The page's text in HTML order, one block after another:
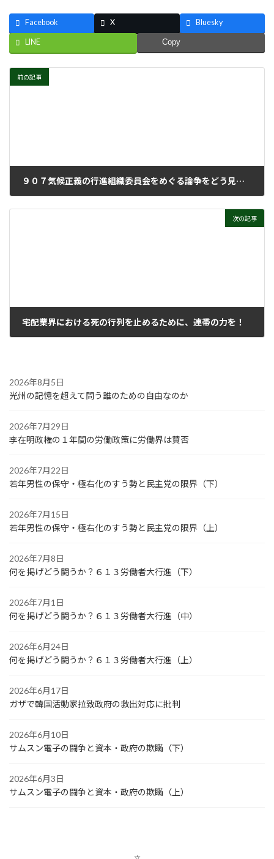
Facebook X Bluesky
LINE Copy
前の記事
９０７気候正義の行進組織委員会をめぐる論争をどう見るべきか（上）
次の記事
宅配業界における死の行列を止めるために、連帯の力を！
2026年8月5日
光州の記憶を超えて問う誰のための自由なのか
2026年7月29日
李在明政権の１年間の労働政策に労働界は賛否
2026年7月22日
若年男性の保守・極右化のすう勢と民主党の限界（下）
2026年7月15日
若年男性の保守・極右化のすう勢と民主党の限界（上）
2026年7月8日
何を掲げどう闘うか？６１３労働者大行進（下）
2026年7月1日
何を掲げどう闘うか？６１３労働者大行進（中）
2026年6月24日
何を掲げどう闘うか？６１３労働者大行進（上）
2026年6月17日
ガザで韓国活動家拉致政府の救出対応に批判
2026年6月10日
サムスン電子の闘争と資本・政府の欺瞞（下）
2026年6月3日
サムスン電子の闘争と資本・政府の欺瞞（上）